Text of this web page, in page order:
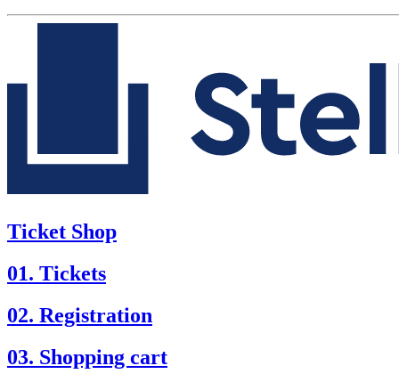
Ticket Shop
01. Tickets
02. Registration
03. Shopping cart